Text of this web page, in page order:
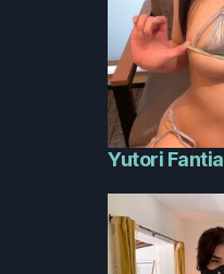
Yutori Fantia